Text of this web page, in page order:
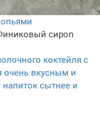
сироп
коктейля с
очень вкусным и
сытнее и